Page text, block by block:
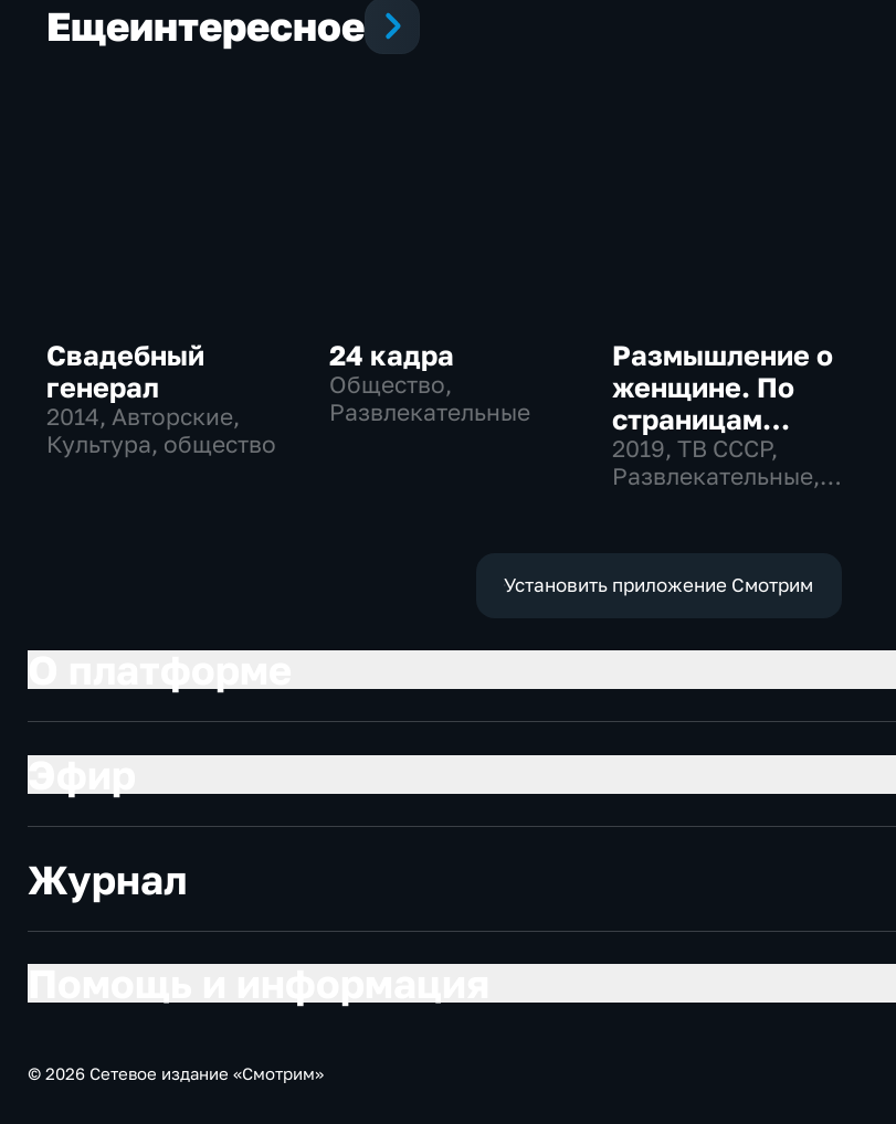
Ещеинтересное
Свадебный
генерал
2014, Авторские,
Культура, общество
24 кадра
Общество,
Развлекательные
Размышление о
женщине. По
страницам
советского
телевидения
2019, ТВ СССР,
Развлекательные,
Установить приложение Смотрим
Журнал
© 2026 Сетевое издание «Смотрим»